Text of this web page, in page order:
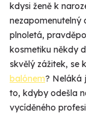
kdysi ženě k
nezapomenutelný
plnoletá,
kosmetiku někdy
skvělý zážitek, se
balónem? Neláká
to, kdyby odešla
vycíděného